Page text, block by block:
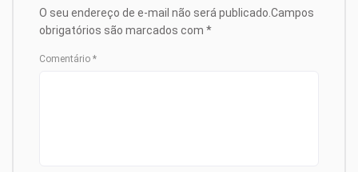
O seu endereço de e-mail não será publicado.Campos
obrigatórios são marcados com *
Comentário *